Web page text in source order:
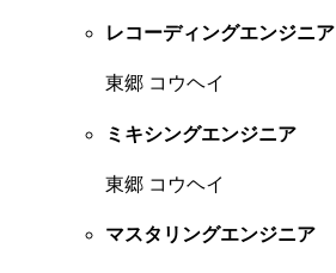
レコーディングエンジニア
東郷 コウヘイ
ミキシングエンジニア
東郷 コウヘイ
マスタリングエンジニア